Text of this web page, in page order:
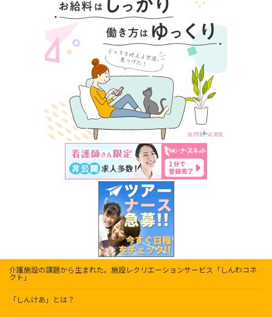
介護施設の課題から生まれた。施設レクリエーションサービス「しんわコネ
クト」
「しんけあ」とは？